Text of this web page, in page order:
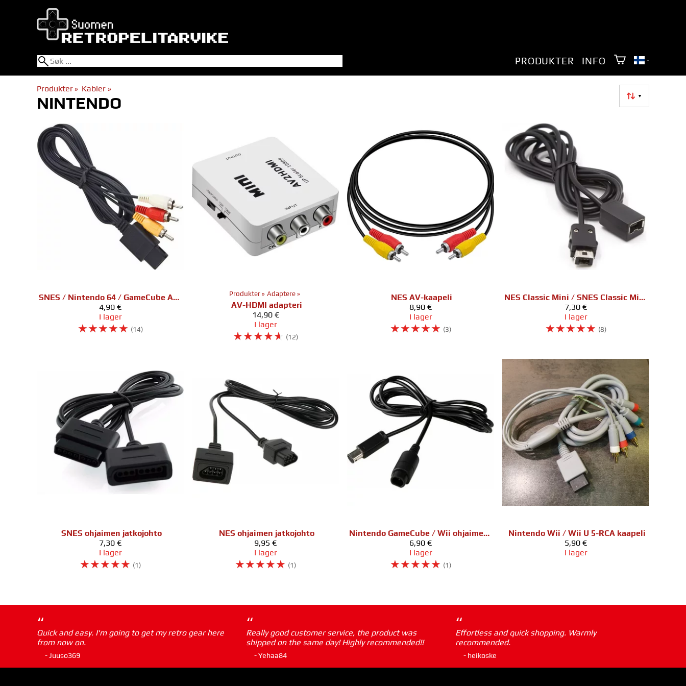
PRODUKTER INFO
Produkter‪» Kabler ‪»
▼
NINTENDO
SNES / Nintendo 64 / GameCube AV-kaapeli
4,90 €
I lager
☆☆☆☆☆ (14)
Produkter ‪» Adaptere ‪»
AV-HDMI adapteri
14,90 €
I lager
☆☆☆☆☆ (12)
NES AV-kaapeli
8,90 €
I lager
☆☆☆☆☆ (3)
NES Classic Mini / SNES Classic Mini / Wii / Wii U ohjaimen jatkojohto
7,30 €
I lager
☆☆☆☆☆ (8)
SNES ohjaimen jatkojohto
7,30 €
I lager
☆☆☆☆☆ (1)
NES ohjaimen jatkojohto
9,95 €
I lager
☆☆☆☆☆ (1)
Nintendo GameCube / Wii ohjaimen jatkojohto
6,90 €
I lager
☆☆☆☆☆ (1)
Nintendo Wii / Wii U 5-RCA kaapeli
5,90 €
I lager
“
Quick and easy. I'm going to get my retro gear here
from now on.
- Juuso369
“
Really good customer service, the product was
shipped on the same day! Highly recommended!!
- Yehaa84
“
Effortless and quick shopping. Warmly
recommended.
- heikoske